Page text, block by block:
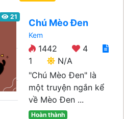
21
Chú Mèo Đen
Kem
1442
4
1
N/A
"Chú Mèo Đen" là
một truyện ngắn kể
về Mèo Đen ...
Hoàn thành